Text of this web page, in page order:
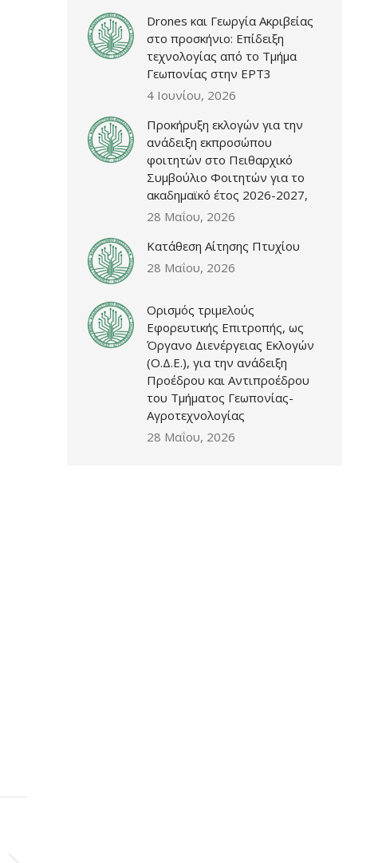
Drones και Γεωργία Ακριβείας
στο προσκήνιο: Επίδειξη
τεχνολογίας από το Τμήμα
Γεωπονίας στην ΕΡΤ3
4 Ιουνίου, 2026
Προκήρυξη εκλογών για την
ανάδειξη εκπροσώπου
φοιτητών στο Πειθαρχικό
Συμβούλιο Φοιτητών για το
ακαδημαϊκό έτος 2026-2027,
28 Μαΐου, 2026
Κατάθεση Αίτησης Πτυχίου
28 Μαΐου, 2026
Ορισμός τριμελούς
Εφορευτικής Επιτροπής, ως
Όργανο Διενέργειας Εκλογών
(Ο.Δ.Ε.), για την ανάδειξη
Προέδρου και Αντιπροέδρου
του Τμήματος Γεωπονίας-
Αγροτεχνολογίας
28 Μαΐου, 2026